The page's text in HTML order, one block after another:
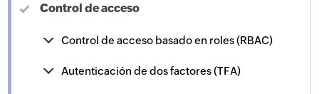
Control de acceso
Control de acceso basado en roles (RBAC)
Autenticación de dos factores (TFA)